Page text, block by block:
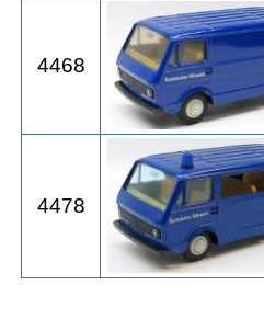
4468
4478